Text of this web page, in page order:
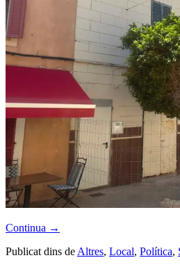
Continua →
Publicat dins de Altres, Local, Política,